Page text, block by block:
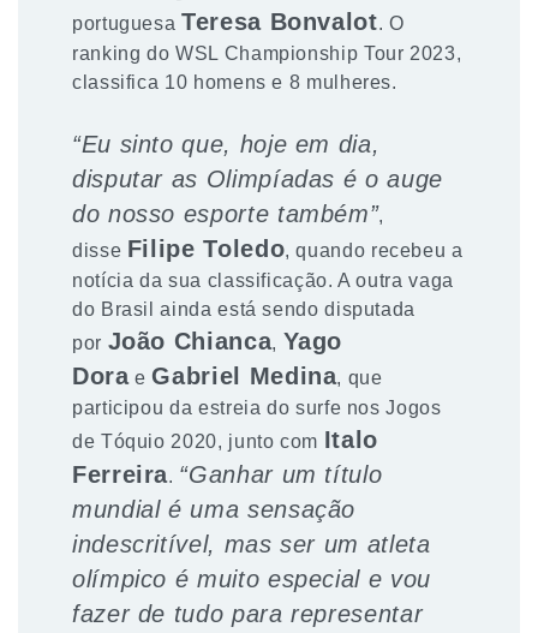
portuguesaTeresa Bonvalot. O
ranking do WSL Championship Tour 2023,
classifica 10 homens e 8 mulheres.
“Eu sinto que, hoje em dia,
disputar as Olimpíadas é o auge
do nosso esporte também”,
disse Filipe Toledo, quando recebeu a
notícia da sua classificação. A outra vaga
do Brasil ainda está sendo disputada
por João Chianca, Yago
DoraeGabriel Medina, que
participou da estreia do surfe nos Jogos
de Tóquio 2020, junto com Italo
Ferreira. “Ganhar um título
mundial é uma sensação
indescritível, mas ser um atleta
olímpico é muito especial e vou
fazer de tudo para representar